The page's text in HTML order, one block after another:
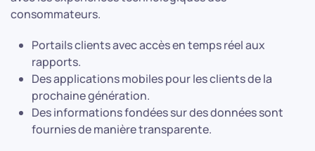
consommateurs.
Portails clients avec accès en temps réel aux
rapports.
Des applications mobiles pour les clients de la
prochaine génération.
Des informations fondées sur des données sont
fournies de manière transparente.